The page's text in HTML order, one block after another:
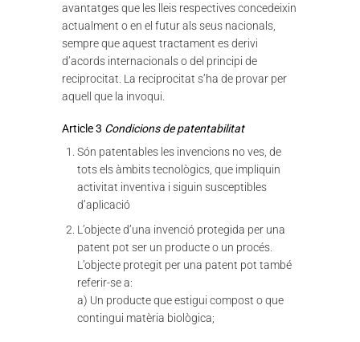
avantatges que les lleis respectives concedeixin
actualment o en el futur als seus nacionals,
sempre que aquest tractament es derivi
d’acords internacionals o del principi de
reciprocitat. La reciprocitat s’ha de provar per
aquell que la invoqui.
Article 3 Condicions de patentabilitat
Són patentables les invencions no ves, de
tots els àmbits tecnològics, que impliquin
activitat inventiva i siguin susceptibles
d’aplicació
L’objecte d’una invenció protegida per una
patent pot ser un producte o un procés.
L’objecte protegit per una patent pot també
referir-se a:
a) Un producte que estigui compost o que
contingui matèria biològica;